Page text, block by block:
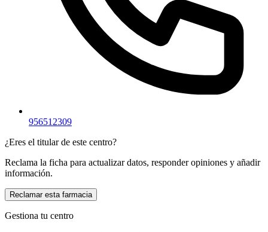
956512309
¿Eres el titular de este centro?
Reclama la ficha para actualizar datos, responder opiniones y añadir
información.
Reclamar esta farmacia
Gestiona tu centro